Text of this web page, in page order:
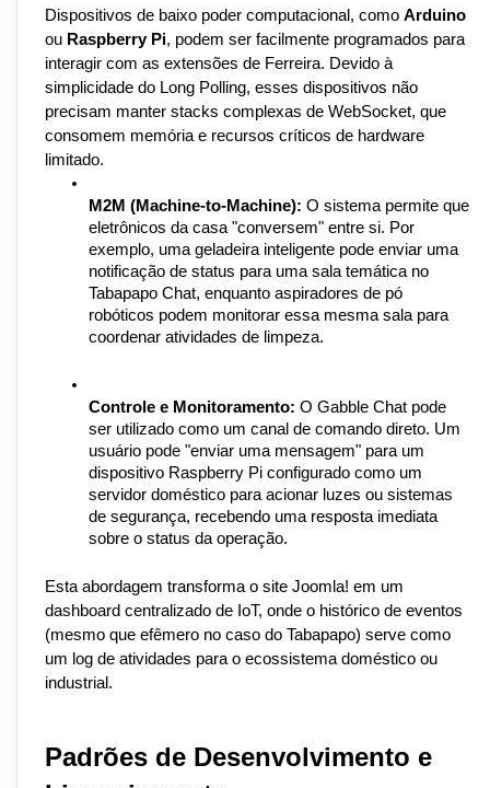
Dispositivos de baixo poder computacional, como Arduino
ou Raspberry Pi, podem ser facilmente programados para
interagir com as extensões de Ferreira. Devido à
simplicidade do Long Polling, esses dispositivos não
precisam manter stacks complexas de WebSocket, que
consomem memória e recursos críticos de hardware
limitado.
M2M (Machine-to-Machine): O sistema permite que
eletrônicos da casa "conversem" entre si. Por
exemplo, uma geladeira inteligente pode enviar uma
notificação de status para uma sala temática no
Tabapapo Chat, enquanto aspiradores de pó
robóticos podem monitorar essa mesma sala para
coordenar atividades de limpeza.
Controle e Monitoramento: O Gabble Chat pode
ser utilizado como um canal de comando direto. Um
usuário pode "enviar uma mensagem" para um
dispositivo Raspberry Pi configurado como um
servidor doméstico para acionar luzes ou sistemas
de segurança, recebendo uma resposta imediata
sobre o status da operação.
Esta abordagem transforma o site Joomla! em um
dashboard centralizado de IoT, onde o histórico de eventos
(mesmo que efêmero no caso do Tabapapo) serve como
um log de atividades para o ecossistema doméstico ou
industrial.
Padrões de Desenvolvimento e